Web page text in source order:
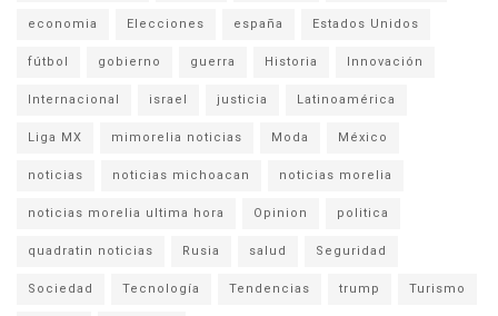
economia Elecciones españa Estados Unidos
fútbol gobierno guerra Historia Innovación
Internacional israel justicia Latinoamérica
Liga MX mimorelia noticias Moda México
noticias noticias michoacan noticias morelia
noticias morelia ultima hora Opinion politica
quadratin noticias Rusia salud Seguridad
Sociedad Tecnología Tendencias trump Turismo